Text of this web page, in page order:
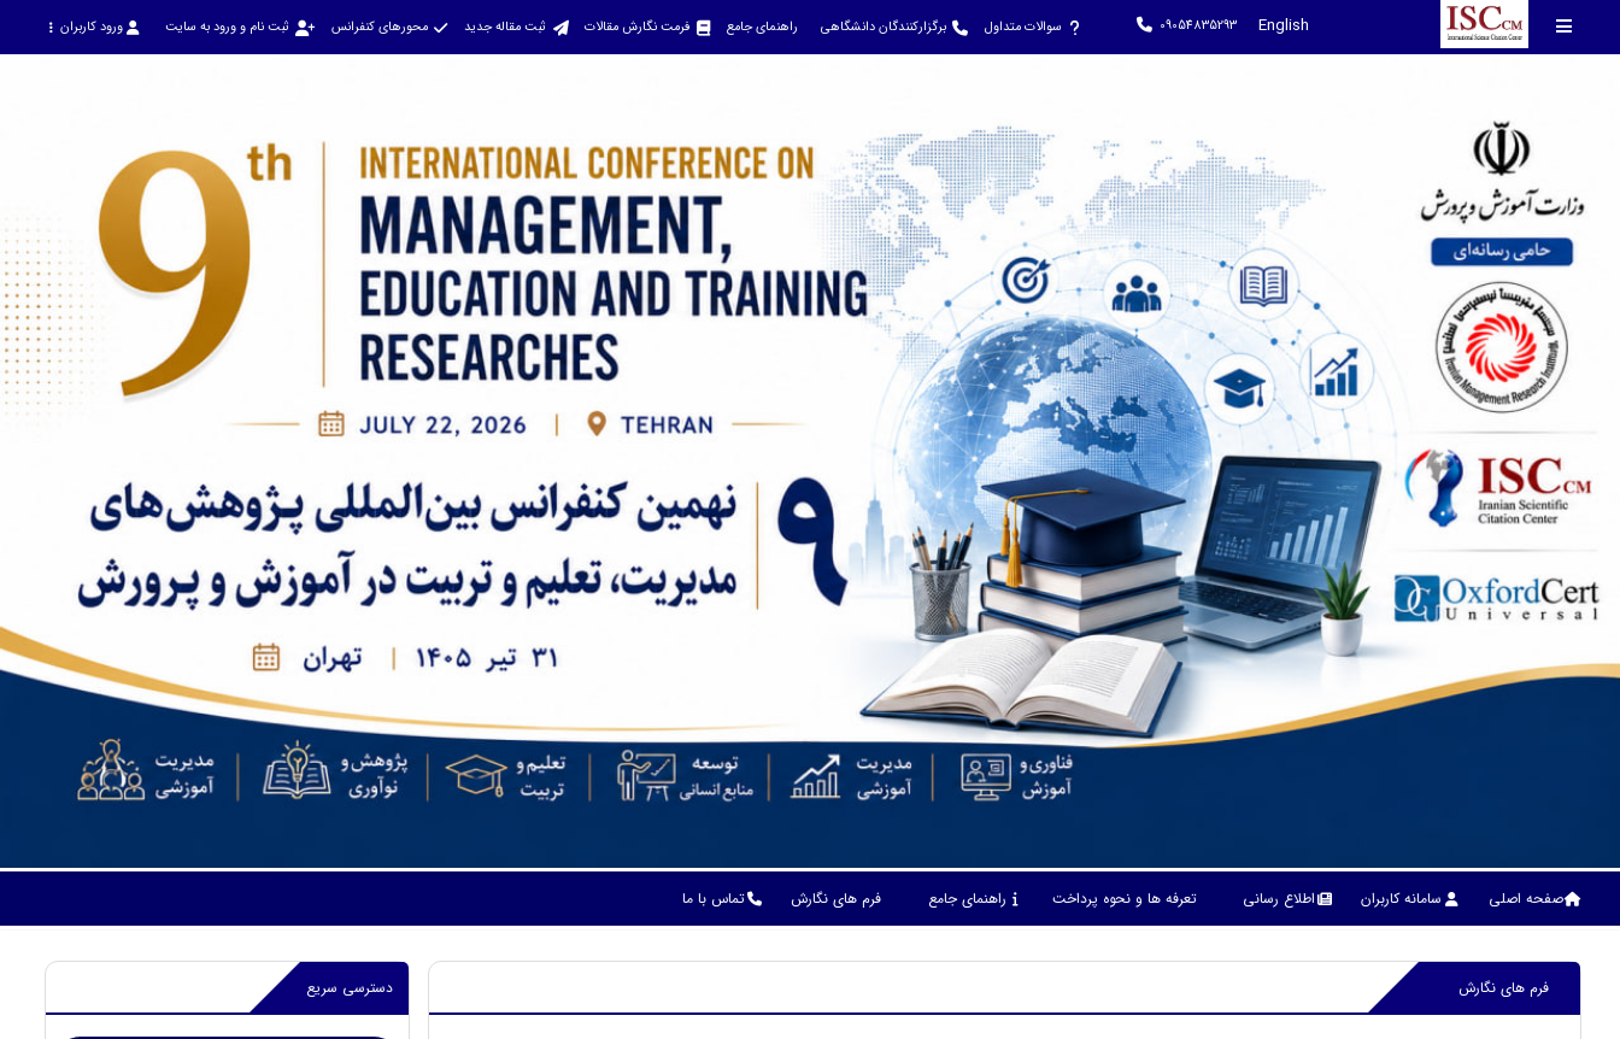
English
09054835293 سوالات متداول برگزارکنندگان دانشگاهی راهنمای جامع فرمت نگارش مقالات ثبت مقاله جدید محورهای کنفرانس ثبت نام و ورود به سایت ورود کاربران
صفحه اصلی سامانه کاربران اطلاع رسانی تعرفه ها و نحوه پرداخت راهنمای جامع فرم های نگارش تماس با ما
فرم های نگارش دسترسی سریع